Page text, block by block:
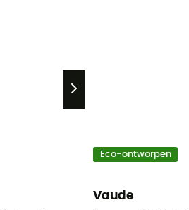
Eco-ontworpen
Vaude